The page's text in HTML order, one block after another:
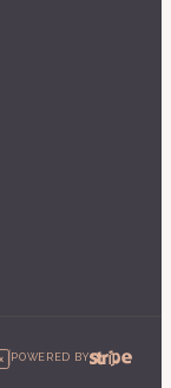
POWERED BY